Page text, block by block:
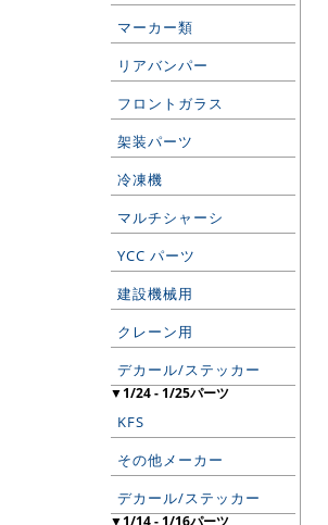
マーカー類
リアバンパー
フロントガラス
架装パーツ
冷凍機
マルチシャーシ
YCC パーツ
建設機械用
クレーン用
デカール/ステッカー
▼1/24 - 1/25パーツ
KFS
その他メーカー
デカール/ステッカー
▼1/14 - 1/16パーツ